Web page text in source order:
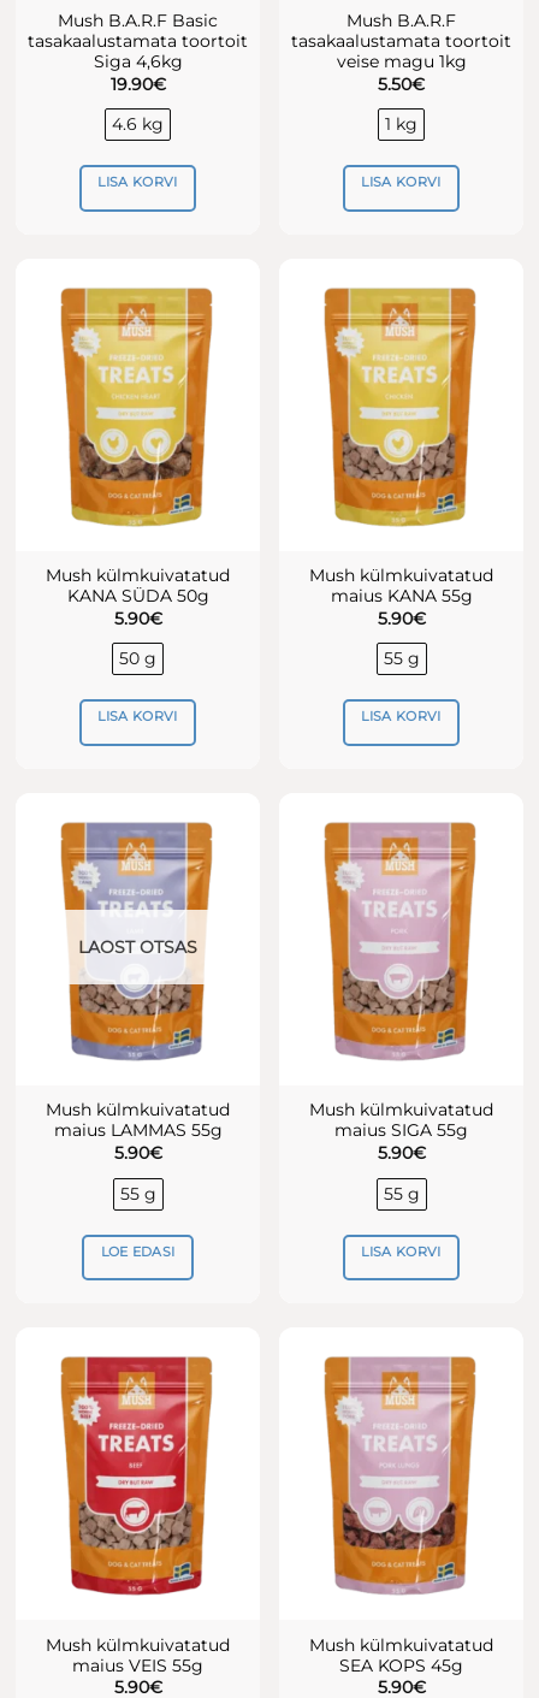
Mush B.A.R.F Basic
tasakaalustamata toortoit
Siga 4,6kg
19.90€
4.6 kg
LISA KORVI
Mush B.A.R.F
tasakaalustamata toortoit
veise magu 1kg
5.50€
1 kg
LISA KORVI
Mush külmkuivatatud
KANA SÜDA 50g
5.90€
50 g
LISA KORVI
Mush külmkuivatatud
maius KANA 55g
5.90€
55 g
LISA KORVI
LAOST OTSAS
Mush külmkuivatatud
maius LAMMAS 55g
5.90€
55 g
LOE EDASI
Mush külmkuivatatud
maius SIGA 55g
5.90€
55 g
LISA KORVI
Mush külmkuivatatud
maius VEIS 55g
5.90€
Mush külmkuivatatud
SEA KOPS 45g
5.90€